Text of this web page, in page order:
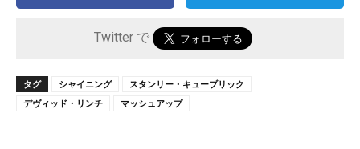
Twitter で
タグ シャイニング
スタンリー・キューブリック
デヴィッド・リンチ
マッシュアップ